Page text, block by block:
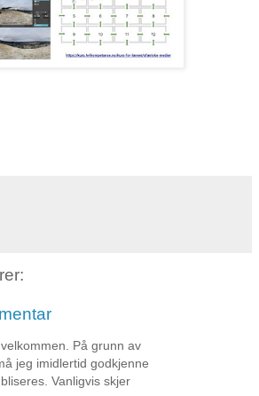
På grunn av
jeg imidlertid godkjenne
Vanligvis skjer